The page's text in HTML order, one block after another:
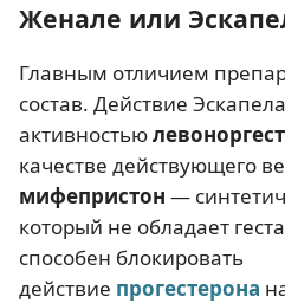
Женале или
Главным отличием
состав. Действие
активностью
качестве действующего
мифепристон —
который не обладает
способен блокировать
действие прогестерона